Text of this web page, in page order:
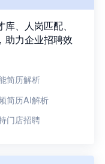
、人岗匹配、
助力企业招聘效
简历解析
简历AI解析
门店招聘